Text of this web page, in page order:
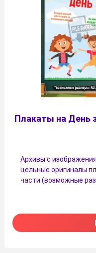
Плакаты на День
Архивы с
цельные оригиналы
части (возможные